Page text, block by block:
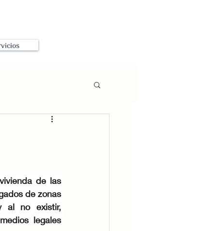
de las
de zonas
al no existir,
legales